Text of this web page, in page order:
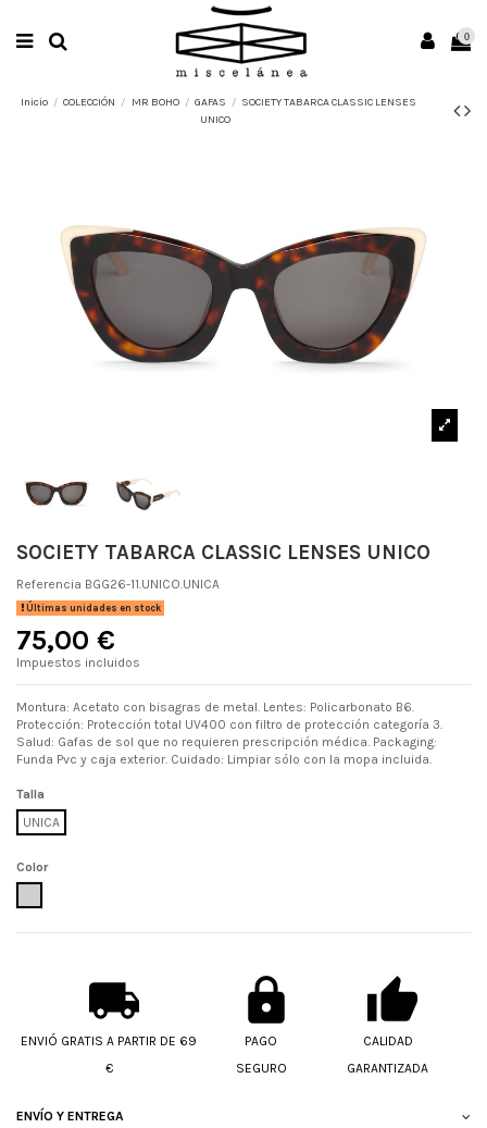
0
Inicio COLECCIÓN MR BOHO GAFAS
SOCIETY TABARCA CLASSIC LENSES
UNICO
SOCIETY TABARCA CLASSIC LENSES UNICO
Referencia BGG26-11.UNICO.UNICA
Últimas unidades en stock
75,00 €
Impuestos incluidos
Montura: Acetato con bisagras de metal. Lentes: Policarbonato B6.
Protección: Protección total UV400 con filtro de protección categoría 3.
Salud: Gafas de sol que no requieren prescripción médica. Packaging:
Funda Pvc y caja exterior. Cuidado: Limpiar sólo con la mopa incluida.
Talla
UNICA
Color
ENVIÓ GRATIS A PARTIR DE 69
€
PAGO
SEGURO
CALIDAD
GARANTIZADA
ENVÍO Y ENTREGA